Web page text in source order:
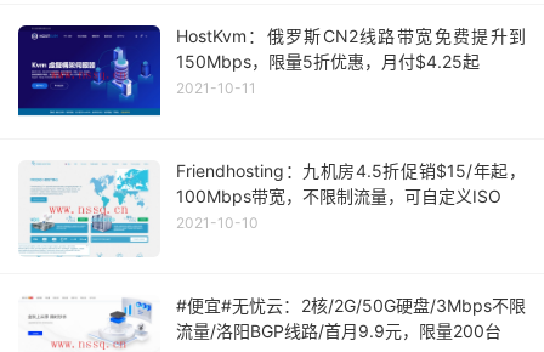
HostKvm：俄罗斯CN2线路带宽免费提升到
150Mbps，限量5折优惠，月付$4.25起
2021-10-11
Friendhosting：九机房4.5折促销$15/年起，
100Mbps带宽，不限制流量，可自定义ISO
2021-10-10
#便宜#无忧云：2核/2G/50G硬盘/3Mbps不限
流量/洛阳BGP线路/首月9.9元，限量200台